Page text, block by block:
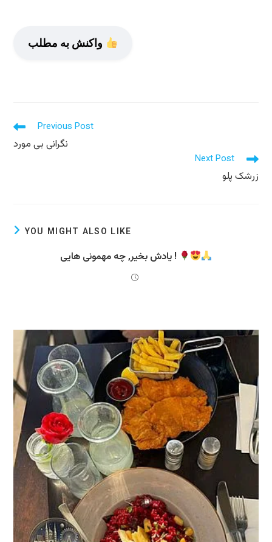
واکنش به مطلب
Read
articles
Previous Post
نگرانی بی مورد
Next Post
زرشک پلو
YOU MIGHT ALSO LIKE
یادش بخیر, چه مهمونی هایی !